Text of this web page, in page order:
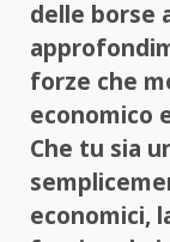
delle borse
forze che
economico
Che tu sia
economici,